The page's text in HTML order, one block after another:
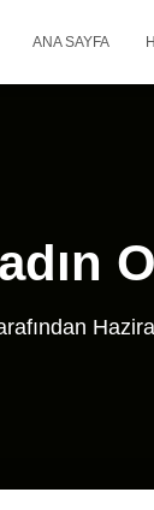
ANA SAYFA